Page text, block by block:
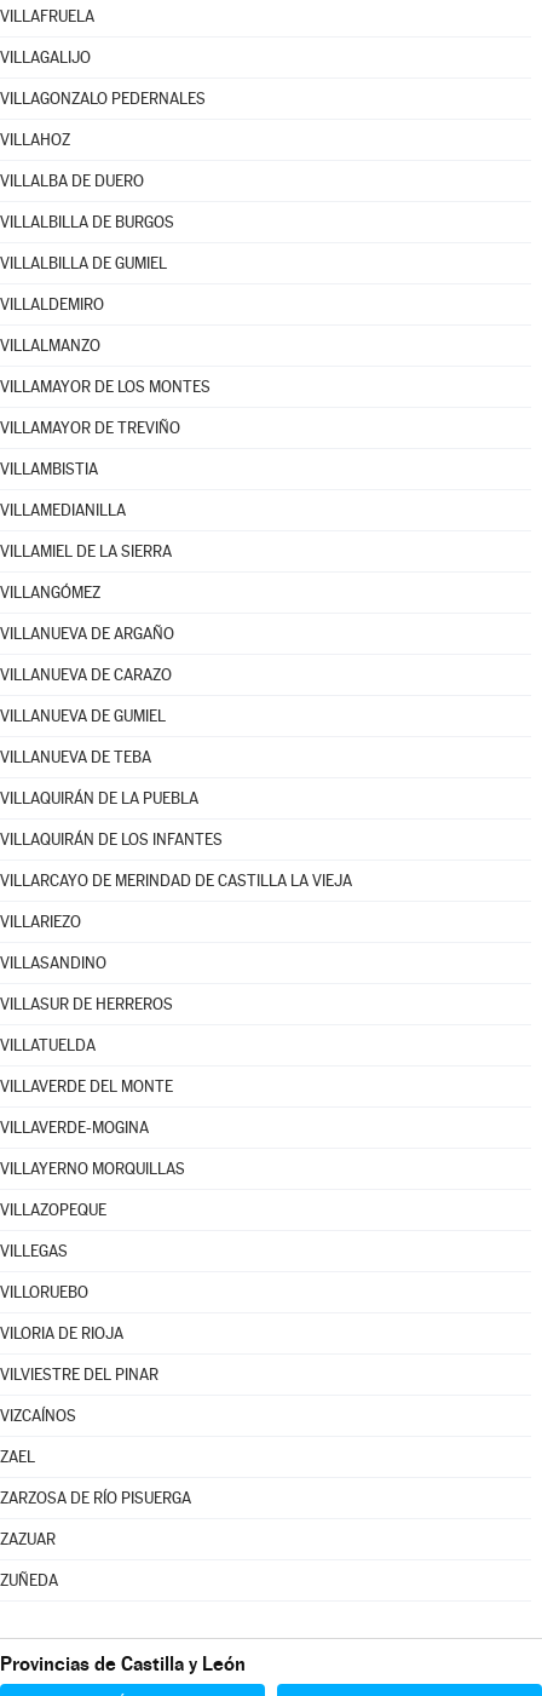
VILLAFRUELA
VILLAGALIJO
VILLAGONZALO PEDERNALES
VILLAHOZ
VILLALBA DE DUERO
VILLALBILLA DE BURGOS
VILLALBILLA DE GUMIEL
VILLALDEMIRO
VILLALMANZO
VILLAMAYOR DE LOS MONTES
VILLAMAYOR DE TREVIÑO
VILLAMBISTIA
VILLAMEDIANILLA
VILLAMIEL DE LA SIERRA
VILLANGÓMEZ
VILLANUEVA DE ARGAÑO
VILLANUEVA DE CARAZO
VILLANUEVA DE GUMIEL
VILLANUEVA DE TEBA
VILLAQUIRÁN DE LA PUEBLA
VILLAQUIRÁN DE LOS INFANTES
VILLARCAYO DE MERINDAD DE CASTILLA LA VIEJA
VILLARIEZO
VILLASANDINO
VILLASUR DE HERREROS
VILLATUELDA
VILLAVERDE DEL MONTE
VILLAVERDE-MOGINA
VILLAYERNO MORQUILLAS
VILLAZOPEQUE
VILLEGAS
VILLORUEBO
VILORIA DE RIOJA
VILVIESTRE DEL PINAR
VIZCAÍNOS
ZAEL
ZARZOSA DE RÍO PISUERGA
ZAZUAR
ZUÑEDA
Provincias de Castilla y León